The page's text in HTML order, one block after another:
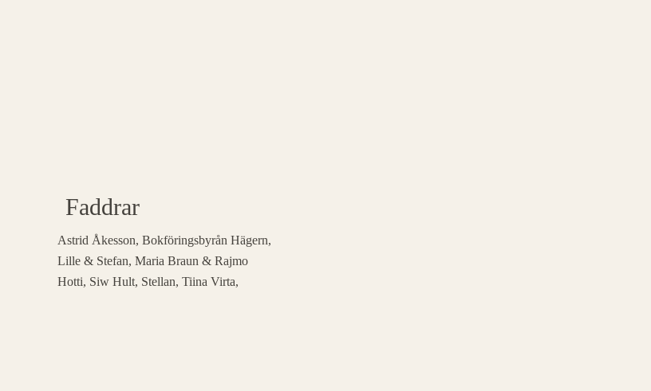
Faddrar
Astrid Åkesson, Bokföringsbyrån Hägern,
Lille & Stefan, Maria Braun & Rajmo
Hotti, Siw Hult, Stellan, Tiina Virta,